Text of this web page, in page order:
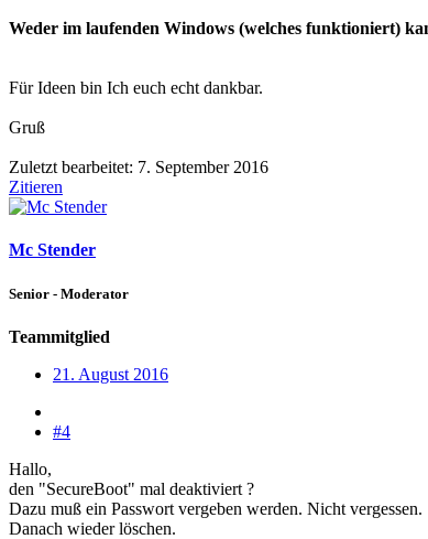
Weder im laufenden Windows (welches funktioniert)
Für Ideen bin Ich euch echt dankbar.
Gruß
Zuletzt bearbeitet: 7. September 2016
Zitieren
Mc Stender
Senior - Moderator
Teammitglied
21. August 2016
#4
Hallo,
den "SecureBoot" mal deaktiviert ?
Dazu muß ein Passwort vergeben werden. Nicht vergessen.
Danach wieder löschen.